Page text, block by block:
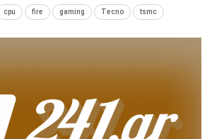
cpu fire gaming Tecno tsmc